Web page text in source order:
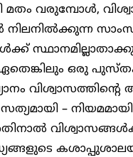
വരുമ്പോൾ,
ഒരു
–